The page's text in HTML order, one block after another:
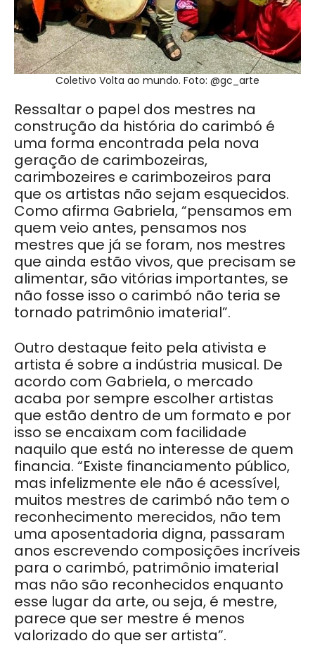
Coletivo Volta ao mundo. Foto: @gc_arte
Ressaltar o papel dos mestres na
construção da história do carimbó é
uma forma encontrada pela nova
geração de carimbozeiras,
carimbozeires e carimbozeiros para
que os artistas não sejam esquecidos.
Como afirma Gabriela, “pensamos em
quem veio antes, pensamos nos
mestres que já se foram, nos mestres
que ainda estão vivos, que precisam se
alimentar, são vitórias importantes, se
não fosse isso o carimbó não teria se
tornado patrimônio imaterial”.
Outro destaque feito pela ativista e
artista é sobre a indústria musical. De
acordo com Gabriela, o mercado
acaba por sempre escolher artistas
que estão dentro de um formato e por
isso se encaixam com facilidade
naquilo que está no interesse de quem
financia. “Existe financiamento público,
mas infelizmente ele não é acessível,
muitos mestres de carimbó não tem o
reconhecimento merecidos, não tem
uma aposentadoria digna, passaram
anos escrevendo composições incríveis
para o carimbó, patrimônio imaterial
mas não são reconhecidos enquanto
esse lugar da arte, ou seja, é mestre,
parece que ser mestre é menos
valorizado do que ser artista”.